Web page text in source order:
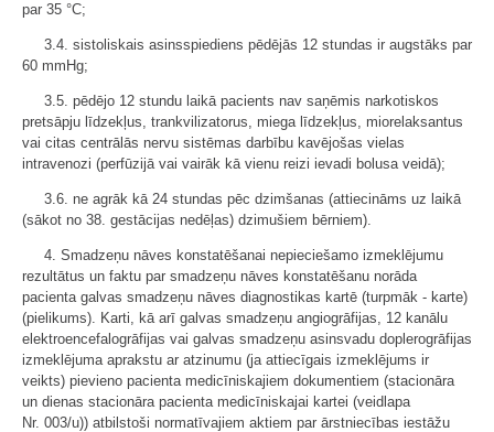
par 35 °C;
3.4. sistoliskais asinsspiediens pēdējās 12 stundas ir augstāks par
60 mmHg;
3.5. pēdējo 12 stundu laikā pacients nav saņēmis narkotiskos
pretsāpju līdzekļus, trankvilizatorus, miega līdzekļus, miorelaksantus
vai citas centrālās nervu sistēmas darbību kavējošas vielas
intravenozi (perfūzijā vai vairāk kā vienu reizi ievadi bolusa veidā);
3.6. ne agrāk kā 24 stundas pēc dzimšanas (attiecināms uz laikā
(sākot no 38. gestācijas nedēļas) dzimušiem bērniem).
4. Smadzeņu nāves konstatēšanai nepieciešamo izmeklējumu
rezultātus un faktu par smadzeņu nāves konstatēšanu norāda
pacienta galvas smadzeņu nāves diagnostikas kartē (turpmāk - karte)
(pielikums). Karti, kā arī galvas smadzeņu angiogrāfijas, 12 kanālu
elektroencefalogrāfijas vai galvas smadzeņu asinsvadu doplerogrāfijas
izmeklējuma aprakstu ar atzinumu (ja attiecīgais izmeklējums ir
veikts) pievieno pacienta medicīniskajiem dokumentiem (stacionāra
un dienas stacionāra pacienta medicīniskajai kartei (veidlapa
Nr. 003/u)) atbilstoši normatīvajiem aktiem par ārstniecības iestāžu